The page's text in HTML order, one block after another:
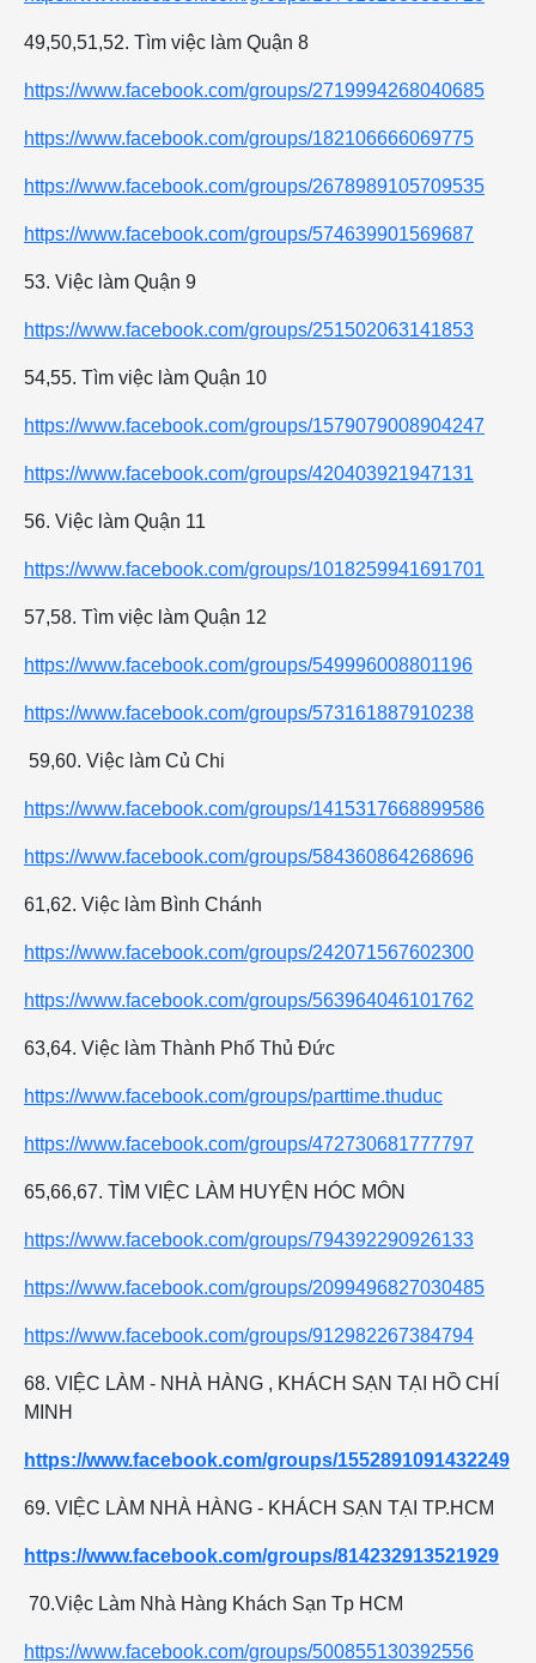
49,50,51,52. Tìm việc làm Quận 8
https://www.facebook.com/groups/2719994268040685
https://www.facebook.com/groups/182106666069775
https://www.facebook.com/groups/2678989105709535
https://www.facebook.com/groups/574639901569687
53. Việc làm Quận 9
https://www.facebook.com/groups/251502063141853
54,55. Tìm việc làm Quận 10
https://www.facebook.com/groups/1579079008904247
https://www.facebook.com/groups/420403921947131
56. Việc làm Quận 11
https://www.facebook.com/groups/1018259941691701
57,58. Tìm việc làm Quận 12
https://www.facebook.com/groups/549996008801196
https://www.facebook.com/groups/573161887910238
59,60. Việc làm Củ Chi
https://www.facebook.com/groups/1415317668899586
https://www.facebook.com/groups/584360864268696
61,62. Việc làm Bình Chánh
https://www.facebook.com/groups/242071567602300
https://www.facebook.com/groups/563964046101762
63,64. Việc làm Thành Phố Thủ Đức
https://www.facebook.com/groups/parttime.thuduc
https://www.facebook.com/groups/472730681777797
65,66,67. TÌM VIỆC LÀM HUYỆN HÓC MÔN
https://www.facebook.com/groups/794392290926133
https://www.facebook.com/groups/2099496827030485
https://www.facebook.com/groups/912982267384794
68. VIỆC LÀM - NHÀ HÀNG , KHÁCH SẠN TẠI HỒ CHÍ
MINH
https://www.facebook.com/groups/1552891091432249
69. VIỆC LÀM NHÀ HÀNG - KHÁCH SẠN TẠI TP.HCM
https://www.facebook.com/groups/814232913521929
70.Việc Làm Nhà Hàng Khách Sạn Tp HCM
https://www.facebook.com/groups/500855130392556